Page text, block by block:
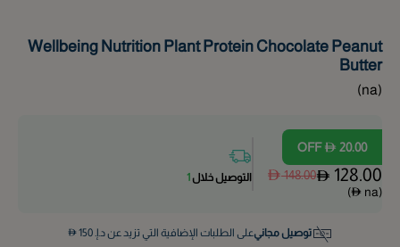
Wellbeing Nutrition Plant Protein Chocolate Peanut
Butter
(
na
)
20.00
OFF
128.00
148.00
(
na
)
التوصيل خلال 1
توصيل مجانيعلى الطلبات الإضافية التي تزيد عن د.إ.150